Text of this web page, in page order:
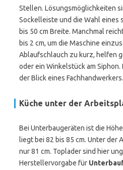
Stellen. Lösungsmöglichkeiten
Sockelleiste und die Wahl eines
bis 50 cm Breite. Manchmal
bis 2 cm, um die Maschine
Ablaufschlauch zu kurz, helfen
oder ein Winkelstück am
der Blick eines Fachhandwerkers.
Küche unter der
Bei Unterbaugeräten ist die
liegt bei 82 bis 85 cm. Unter
nur 81 cm. Toplader sind hier
Herstellervorgabe für